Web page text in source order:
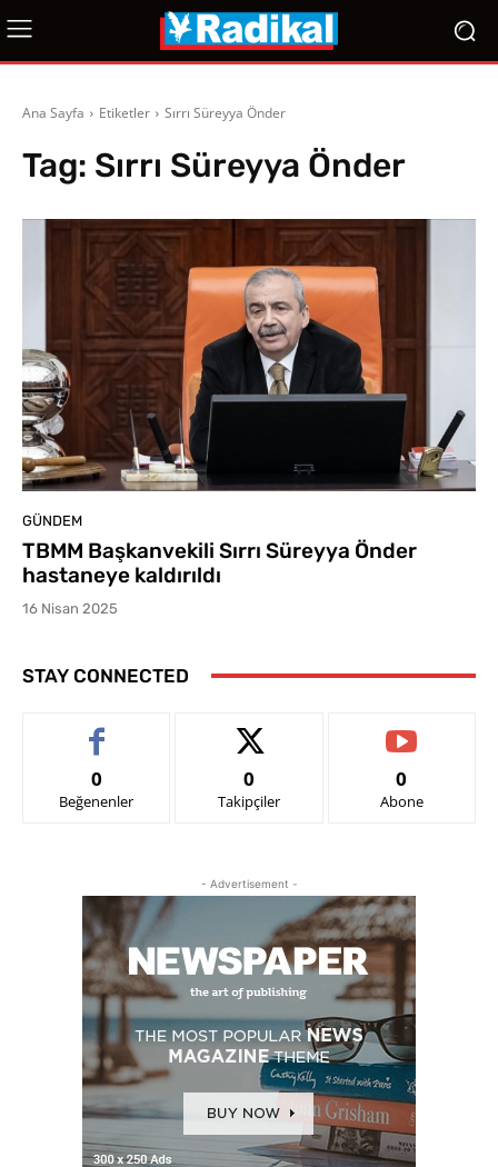
Ana Sayfa Etiketler Sırrı Süreyya Önder
Tag: Sırrı Süreyya Önder
GÜNDEM
TBMM Başkanvekili Sırrı Süreyya Önder
hastaneye kaldırıldı
16 Nisan 2025
STAY CONNECTED
0
Beğenenler
0
Takipçiler
0
Abone
- Advertisement -